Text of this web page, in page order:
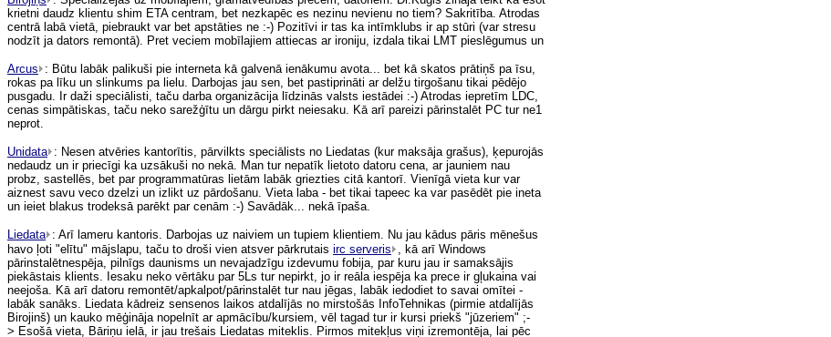
krietni daudz klientu shim ETA centram, bet nezkapēc es nezinu nevienu no tiem? Sakritība. Atrodas
centrā labā vietā, piebraukt var bet apstāties ne :-) Pozitīvi ir tas ka intīmklubs ir ap stūri (var stresu
nodzīt ja dators remontā). Pret veciem mobīlajiem attiecas ar ironiju, izdala tikai LMT pieslēgumus un
Arcus : Būtu labāk palikuši pie interneta kā galvenā ienākumu avota... bet kā skatos prātiņš pa īsu,
rokas pa līku un slinkums pa lielu. Darbojas jau sen, bet pastiprināti ar delžu tirgošanu tikai pēdējo
pusgadu. Ir daži speciālisti, taču darba organizācija līdzinās valsts iestādei :-) Atrodas iepretīm LDC,
cenas simpātiskas, taču neko sarežģītu un dārgu pirkt neiesaku. Kā arī pareizi pārinstalēt PC tur ne1
neprot.
Unidata : Nesen atvēries kantorītis, pārvilkts speciālists no Liedatas (kur maksāja grašus), ķepurojās
nedaudz un ir priecīgi ka uzsākuši no nekā. Man tur nepatīk lietoto datoru cena, ar jauniem nau
probz, sastellēs, bet par programmatūras lietām labāk griezties citā kantorī. Vienīgā vieta kur var
aiznest savu veco dzelzi un izlikt uz pārdošanu. Vieta laba - bet tikai tapeec ka var pasēdēt pie ineta
un ieiet blakus trodeksā parēkt par cenām :-) Savādāk... nekā īpaša.
Liedata : Arī lameru kantoris. Darbojas uz naiviem un tupiem klientiem. Nu jau kādus pāris mēnešus
havo ļoti "elītu" mājslapu, taču to droši vien atsver pārkrutais irc serveris
, kā arī Windows
pārinstalētnespēja, pilnīgs daunisms un nevajadzīgu izdevumu fobija, par kuru jau ir samaksājis
piekāstais klients. Iesaku neko vērtāku par 5Ls tur nepirkt, jo ir reāla iespēja ka prece ir gļukaina vai
neejoša. Kā arī datoru remontēt/apkalpot/pārinstalēt tur nau jēgas, labāk iedodiet to savai omītei -
labāk sanāks. Liedata kādreiz sensenos laikos atdalījās no mirstošās InfoTehnikas (pirmie atdalījās
Birojinš) un kauko mēģināja nopelnīt ar apmācību/kursiem, vēl tagad tur ir kursi priekš "jūzeriem" ;-
> Esošā vieta, Bāriņu ielā, ir jau trešais Liedatas miteklis. Pirmos mitekļus viņi izremontēja, lai pēc